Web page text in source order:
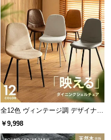
全12色 ヴィンテージ調 デザイナー
ズシェルチェア
￥9,998